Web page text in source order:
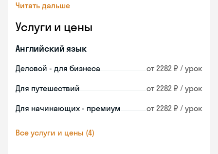
Читать дальше
Услуги и цены
Английский язык
Деловой - для бизнеса от 2282 ₽ / урок
Для путешествий от 2282 ₽ / урок
Для начинающих - премиум от 2282 ₽ / урок
Все услуги и цены (4)